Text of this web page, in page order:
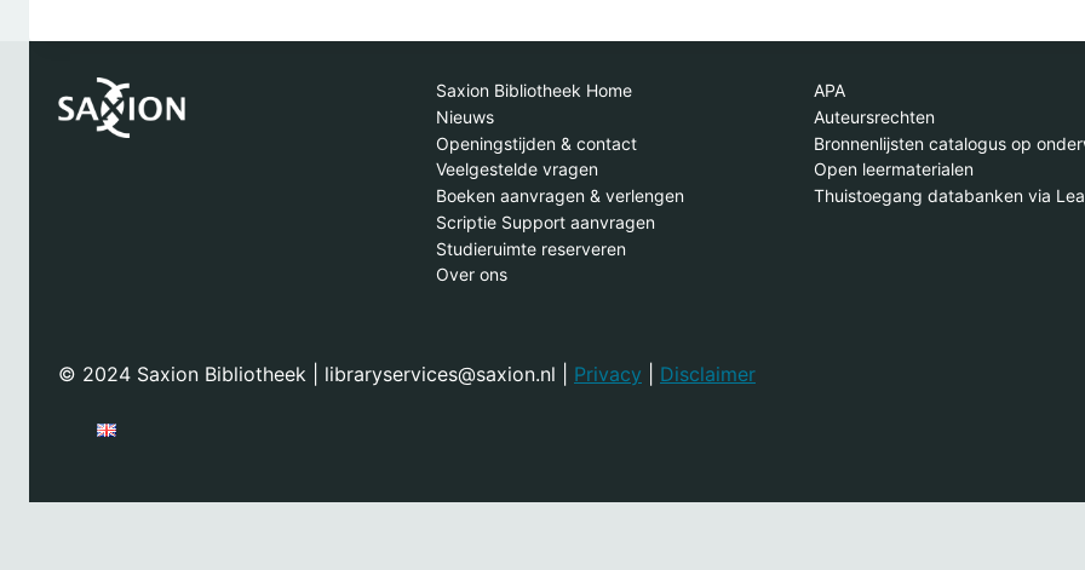
Saxion Bibliotheek Home
Nieuws
Openingstijden & contact
Veelgestelde vragen
Boeken aanvragen & verlengen
Scriptie Support aanvragen
Studieruimte reserveren
Over ons
APA
Auteursrechten
Bronnenlijsten catalogus op
Open leermaterialen
Thuistoegang databanken via
© 2024 Saxion Bibliotheek | libraryservices@saxion.nl | Privacy Disclaimer